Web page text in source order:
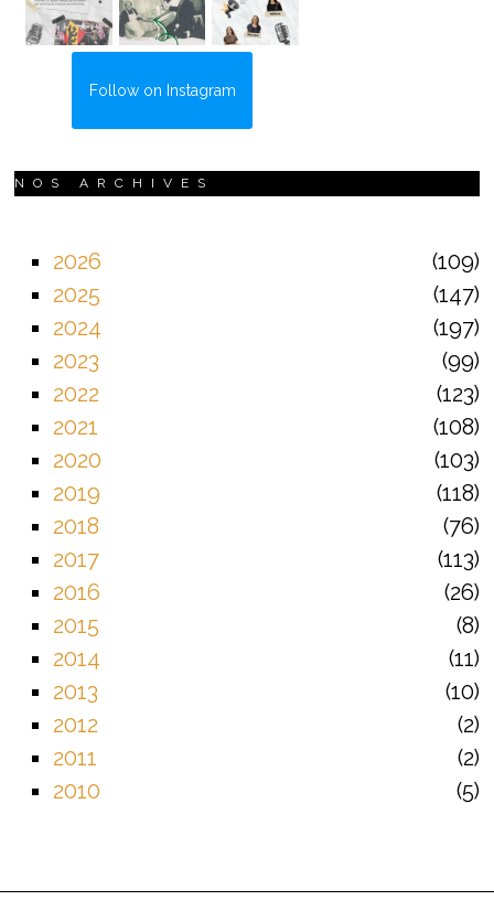
Follow on Instagram
NOS ARCHIVES
2026
109
2025
147
2024
197
2023
99
2022
123
2021
108
2020
103
2019
118
2018
76
2017
113
2016
26
2015
8
2014
11
2013
10
2012
2
2011
2
2010
5